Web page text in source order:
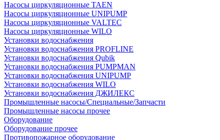
Насосы циркуляционные TAEN
Насосы циркуляционные UNIPUMP
Насосы циркуляционные VALTEC
Насосы циркуляционные WILO
Установки водоснабжения
Установки водоснабжения PROFLINE
Установки водоснабжения Qubik
Установки водоснабжения PUMPMAN
Установки водоснабжения UNIPUMP
Установки водоснабжения WILO
Установки водоснабжения ДЖИЛЕКС
Промышленные насосы/Специальные/Запчасти
Промышленные насосы прочее
Оборудование
Оборудование прочее
Противопожарное оборудование